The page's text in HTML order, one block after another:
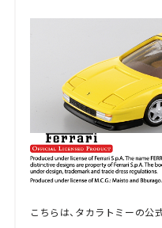
こちらは、タカラトミーの公